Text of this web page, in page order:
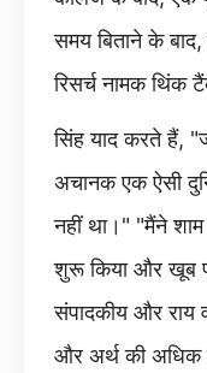
समय बिताने के बाद,
रिसर्च नामक थिंक
सिंह याद करते हैं,
अचानक एक ऐसी
नहीं था।" "मैंने शाम
शुरू किया और खूब
संपादकीय और राय
और अर्थ की अधिक